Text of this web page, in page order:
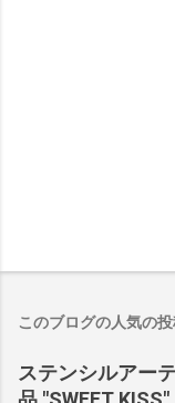
このブログの人気の
ステンシルアー